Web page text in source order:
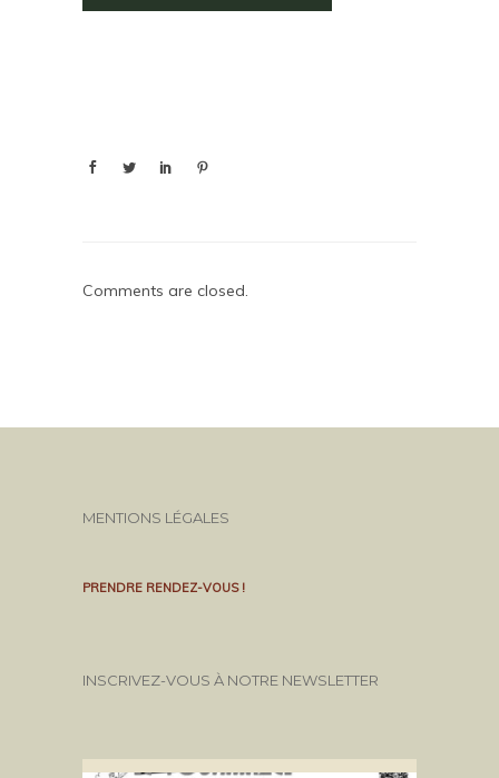
Comments are closed.
MENTIONS LÉGALES
PRENDRE RENDEZ-VOUS !
INSCRIVEZ-VOUS À NOTRE NEWSLETTER